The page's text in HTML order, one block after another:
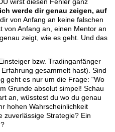
werde dir genau zeigen, auf
von Anfang an keine falschen
von Anfang an, einen Mentor an
zeigt, wie es geht. Und das
bzw. Tradinganfänger
gesammelt hast). Sind
geht es nur um die Frage: "Wo
Grunde absolut simpel! Schau
an, wüsstest du wo du genau
hohen Wahrscheinlichkeit
zuverlässige Strategie? Ein